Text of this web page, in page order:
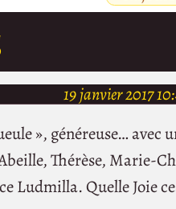
19 janvier 2017
», généreuse… avec
Thérèse, Marie-
Ludmilla. Quelle Joie